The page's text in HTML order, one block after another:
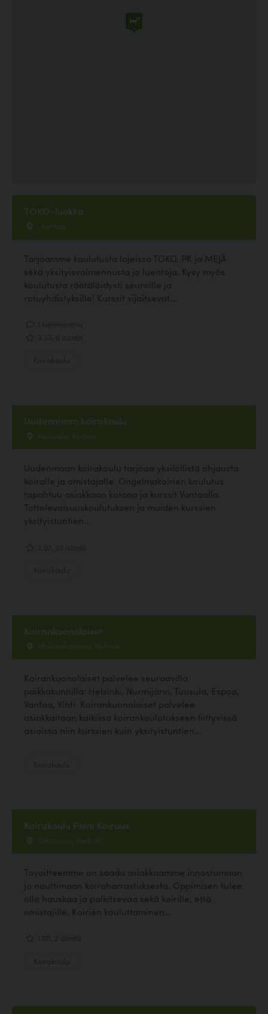
TOKO-luokka
, Vantaa
Tarjoamme koulutusta lajeissa TOKO, PK ja MEJÄ
sekä yksityisvalmennusta ja luentoja. Kysy myös
koulutusta räätälöidysti seuroille ja
rotuyhdistyksille! Kurssit sijaitsevat...
Uudenmaan koirakoulu
Hakunila, Vantaa
Uudenmaan koirakoulu tarjoaa yksilöllistä ohjausta
koiralle ja omistajalle. Ongelmakoirien koulutus
tapahtuu asiakkaan kotona ja kurssit Vantaalla.
Tottelevaisuuskoulutuksen ja muiden kurssien
yksityistuntien...
Koirankuonolaiset
Malminkartano, Helsinki
Koirankuonolaiset palvelee seuraavilla
paikkakunnilla: Helsinki, Nurmijärvi, Tuusula, Espoo,
Vantaa, Vihti. Koirankuonolaiset palvelee
asiakkaitaan kaikissa koirankoulutukseen liittyvissä
asioissa niin kurssien kuin yksityistuntien...
Koirakoulu Pieni Koiruus
Tattarisuo, Helsinki
Tavoitteemme on saada asiakkaamme innostumaan
ja nauttimaan koiraharrastuksesta. Oppimisen tulee
olla hauskaa ja palkitsevaa sekä koirille, että
omistajille. Koirien kouluttaminen...